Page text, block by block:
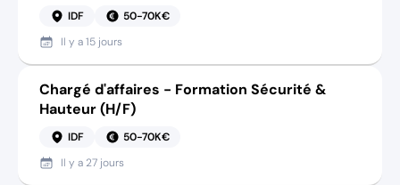
IDF
50-70K€
Il y a15 jours
Chargé d'affaires - Formation Sécurité &
Hauteur (H/F)
IDF
50-70K€
Il y a 27 jours